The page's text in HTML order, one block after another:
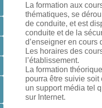
La formation aux
thématiques, se
de conduite, et est
conduite et de la
d’enseigner en cours
Les horaires des
l’établissement.
La formation
pourra être suivie
un support média tel
sur Internet.